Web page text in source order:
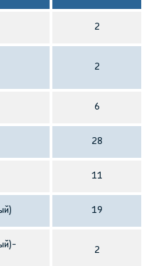
2
2
6
28
11
19
2